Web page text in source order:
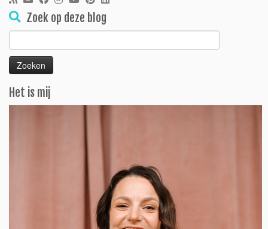
Zoek op deze blog
Zoeken
naar:
Het is mij